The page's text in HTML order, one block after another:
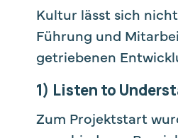
Kultur lässt sich
Führung und
getriebenen
1) Listen to
Zum Projektstart